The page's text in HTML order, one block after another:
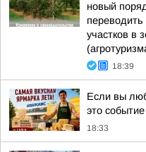
новый
переводить
участков в
18:39
Если вы
это
18:33